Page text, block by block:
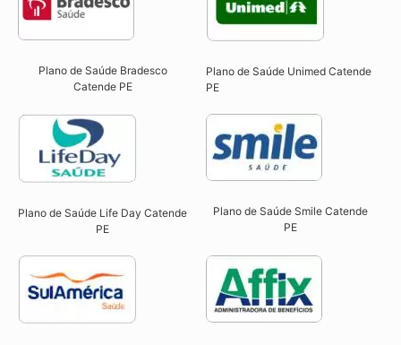
Plano de Saúde Bradesco
Catende PE
Plano de Saúde Unimed Catende
PE
Plano de Saúde Life Day Catende
PE
Plano de Saúde Smile Catende
PE​